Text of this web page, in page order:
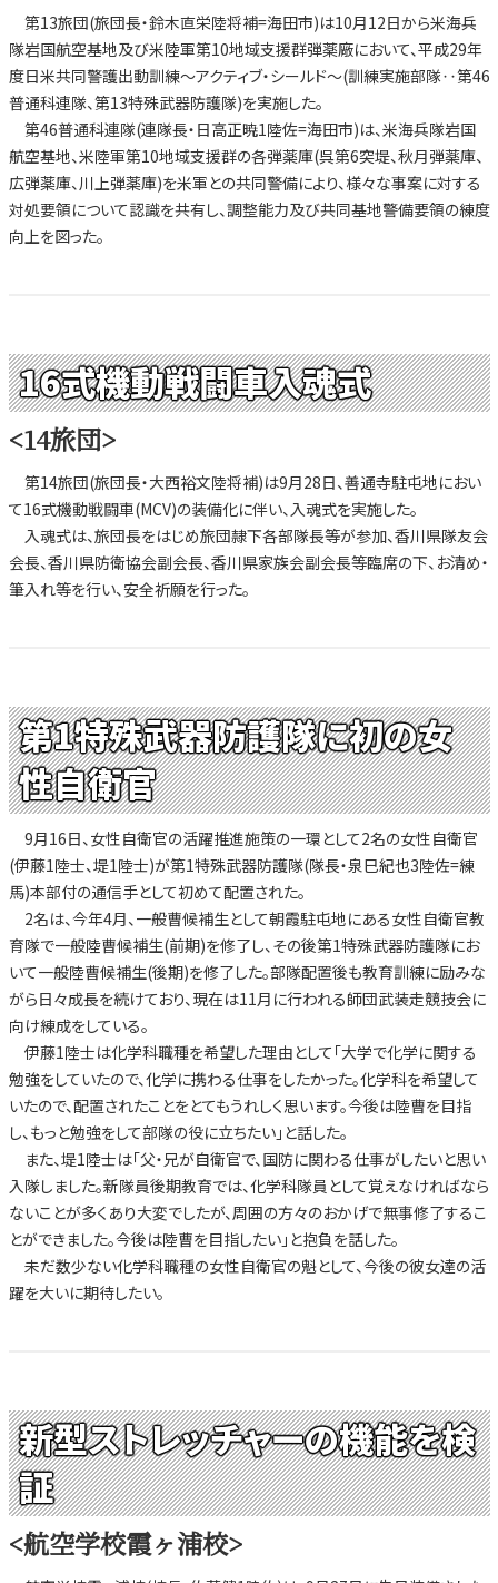
第13旅団(旅団長・鈴木直栄陸将補=海田市)は10月12日から米海兵
隊岩国航空基地及び米陸軍第10地域支援群弾薬廠において、平成29年
度日米共同警護出動訓練～アクティブ・シールド～(訓練実施部隊‥第46
普通科連隊、第13特殊武器防護隊)を実施した。
第46普通科連隊(連隊長・日高正暁1陸佐=海田市)は、米海兵隊岩国
航空基地、米陸軍第10地域支援群の各弾薬庫(呉第6突堤、秋月弾薬庫、
広弾薬庫、川上弾薬庫)を米軍との共同警備により、様々な事案に対する
対処要領について認識を共有し、調整能力及び共同基地警備要領の練度
向上を図った。
16式機動戦闘車入魂式
<14旅団>
第14旅団(旅団長・大西裕文陸将補)は9月28日、善通寺駐屯地におい
て16式機動戦闘車(MCV)の装備化に伴い、入魂式を実施した。
入魂式は、旅団長をはじめ旅団隷下各部隊長等が参加、香川県隊友会
会長、香川県防衛協会副会長、香川県家族会副会長等臨席の下、お清め・
筆入れ等を行い、安全祈願を行った。
第1特殊武器防護隊に初の女
性自衛官
9月16日、女性自衛官の活躍推進施策の一環として2名の女性自衛官
(伊藤1陸士、堤1陸士)が第1特殊武器防護隊(隊長・泉巳紀也3陸佐=練
馬)本部付の通信手として初めて配置された。
2名は、今年4月、一般曹候補生として朝霞駐屯地にある女性自衛官教
育隊で一般陸曹候補生(前期)を修了し、その後第1特殊武器防護隊にお
いて一般陸曹候補生(後期)を修了した。部隊配置後も教育訓練に励みな
がら日々成長を続けており、現在は11月に行われる師団武装走競技会に
向け練成をしている。
伊藤1陸士は化学科職種を希望した理由として「大学で化学に関する
勉強をしていたので、化学に携わる仕事をしたかった。化学科を希望して
いたので、配置されたことをとてもうれしく思います。今後は陸曹を目指
し、もっと勉強をして部隊の役に立ちたい」と話した。
また、堤1陸士は「父・兄が自衛官で、国防に関わる仕事がしたいと思い
入隊しました。新隊員後期教育では、化学科隊員として覚えなければなら
ないことが多くあり大変でしたが、周囲の方々のおかげで無事修了するこ
とができました。今後は陸曹を目指したい」と抱負を話した。
未だ数少ない化学科職種の女性自衛官の魁として、今後の彼女達の活
躍を大いに期待したい。
新型ストレッチャーの機能を検
証
<航空学校霞ヶ浦校>